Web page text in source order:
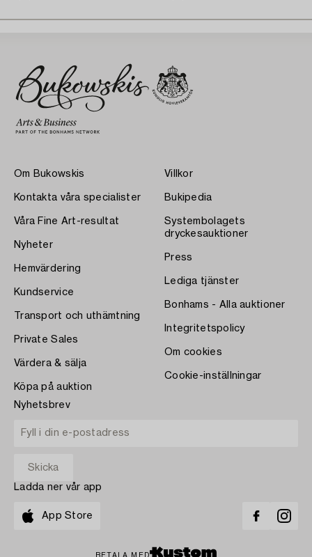
Om Bukowskis
Kontakta våra specialister
Våra Fine Art-resultat
Nyheter
Hemvärdering
Kundservice
Transport och uthämtning
Private Sales
Värdera & sälja
Köpa på auktion
Villkor
Bukipedia
Systembolagets
dryckesauktioner
Press
Lediga tjänster
Bonhams - Alla auktioner
Integritetspolicy
Om cookies
Cookie-inställningar
Nyhetsbrev
Ladda ner vår app
App Store